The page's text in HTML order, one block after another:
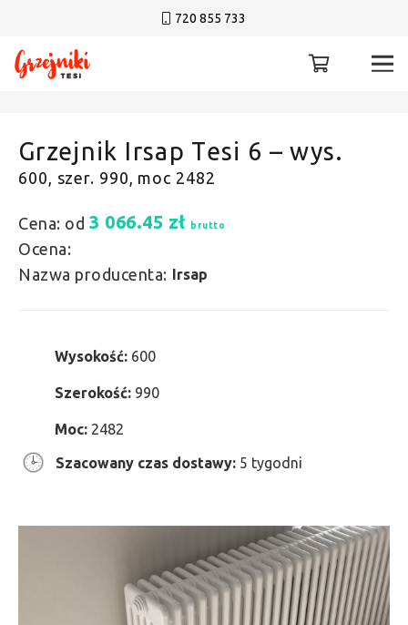
720 855 733
Grzejnik Irsap Tesi 6 – wys.
600, szer. 990, moc 2482
Cena: od 3 066.45 zł brutto
Ocena:
Nazwa producenta: Irsap
Wysokość: 600
Szerokość: 990
Moc: 2482
Szacowany czas dostawy: 5 tygodni